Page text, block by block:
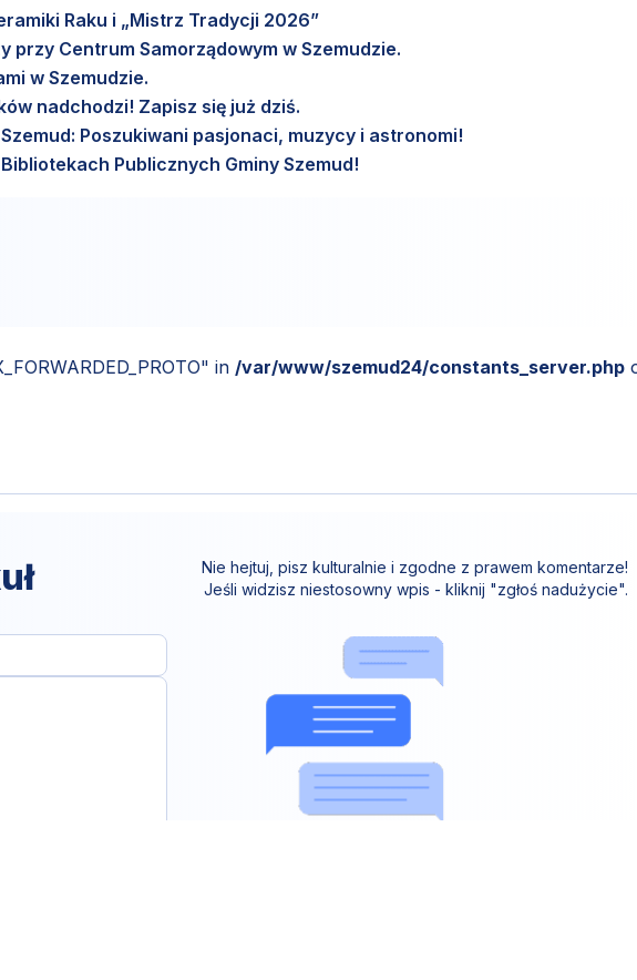
Raku i „Mistrz Tradycji 2026”
przy Centrum Samorządowym w Szemudzie.
w Szemudzie.
nadchodzi! Zapisz się już dziś.
Poszukiwani pasjonaci, muzycy i astronomi!
Publicznych Gminy Szemud!
in /var/www/szemud24/constants_server.php
Nie hejtuj, pisz kulturalnie i zgodne z prawem komentarze!
Jeśli widzisz niestosowny wpis - kliknij "zgłoś nadużycie".